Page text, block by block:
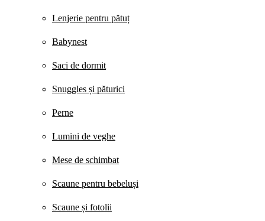
Lenjerie pentru pătuț
Babynest
Saci de dormit
Snuggles și păturici
Perne
Lumini de veghe
Mese de schimbat
Scaune pentru bebeluși
Scaune și fotolii